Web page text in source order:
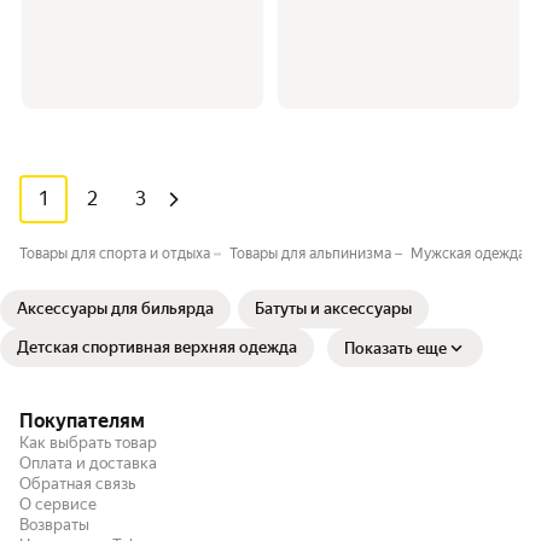
1 2 3
Товары для спорта и отдыха Товары для альпинизма Мужская одежда
Аксессуары для бильярда Батуты и аксессуары
Детская спортивная верхняя одежда Показать еще
Покупателям
Как выбрать товар
Оплата и доставка
Обратная связь
О сервисе
Возвраты